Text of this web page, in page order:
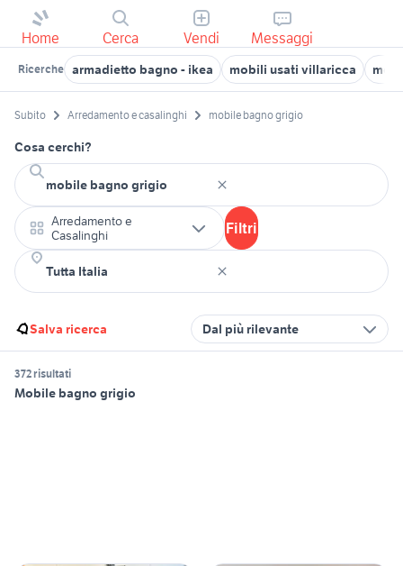
Home Cerca Vendi Messaggi
Ricerche armadietto bagno - ikea mobili usati villaricca
Subito Arredamento e casalinghi mobile bagno grigio
Cosa cerchi?
Arredamento e
Casalinghi
Filtri
Salva ricerca Dal più rilevante
372 risultati
Mobile bagno grigio